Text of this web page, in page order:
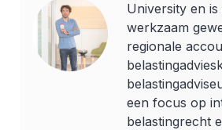
University en is
werkzaam
regionale
een focus op
belastingrecht